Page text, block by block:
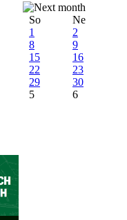
So
Ne
1
2
8
9
15
16
22
23
29
30
5 6